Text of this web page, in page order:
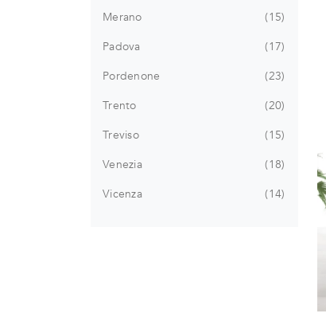
Merano
15
Padova
17
Pordenone
23
Trento
20
Treviso
15
Venezia
18
Vicenza
14